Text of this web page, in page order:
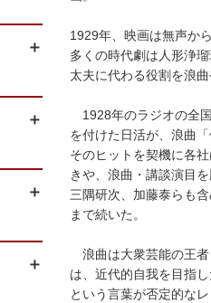
1929年、映画は無声か
多くの時代劇は人形浄
太夫に代わる役割を浪
1928年のラジオの全
を付けた日活が、浪曲
そのヒットを契機に各
きや、浪曲・講談演目
三隅研次、加藤泰らも
まで続いた。
浪曲は大衆芸能の王者
は、近代的自我を目指
という言葉が否定的な